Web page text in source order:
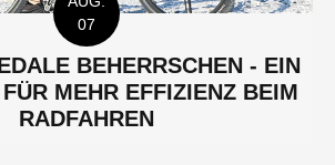
07
BEHERRSCHEN - EIN
MEHR EFFIZIENZ BEIM
RADFAHREN